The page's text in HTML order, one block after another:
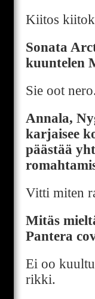
Kiitos
Sonata
kuuntelen
Sie oot
Annala,
karjaisee
päästää
Vitti miten
Mitäs
Pantera
Ei oo
rikki.